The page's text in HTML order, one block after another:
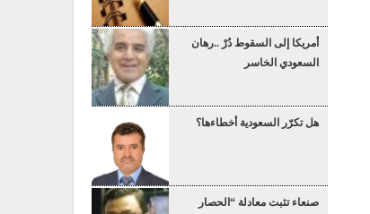
أمريكا إلى السقوط دُرْ ..رهان
السعودي الخاسر
هل تكرّر السعودية أخطاءها؟
صنعاء تثبت معادلة “الحصار